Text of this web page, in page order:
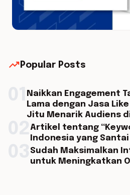
trending_up Popular Posts
Naikkan Engagement
Lama dengan Jasa
Jitu Menarik Audiens
Artikel tentang
Indonesia yang Santai
Sudah Maksimalkan
untuk Meningkatkan